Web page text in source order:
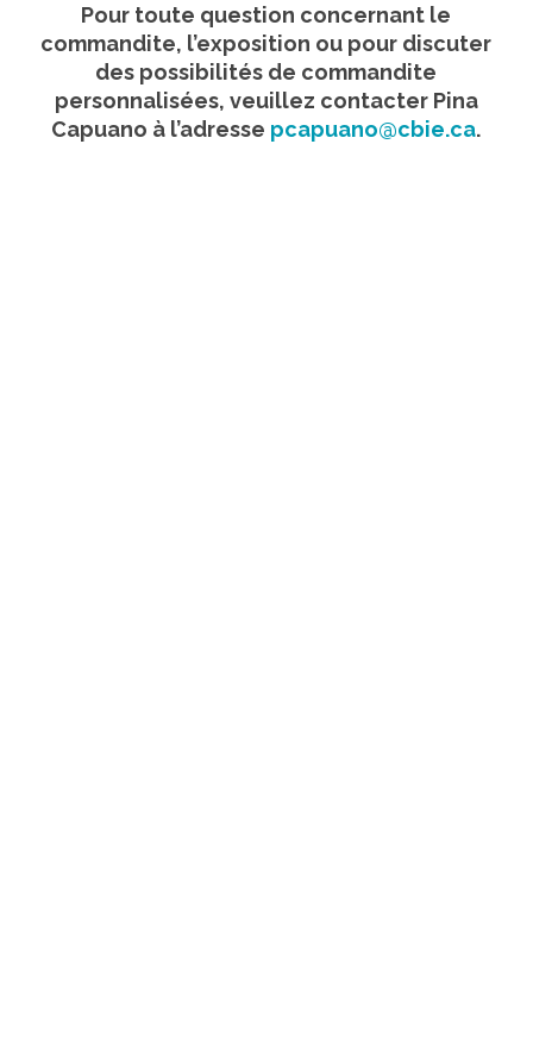
Pour toute question concernant le
commandite, l’exposition ou pour discuter
des possibilités de commandite
personnalisées, veuillez contacter Pina
Capuano à l’adresse pcapuano@cbie.ca.